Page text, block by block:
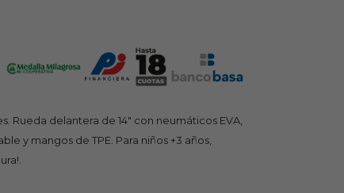
Rueda delantera de 14" con neumáticos EVA,
y mangos de TPE. Para niños +3 años,